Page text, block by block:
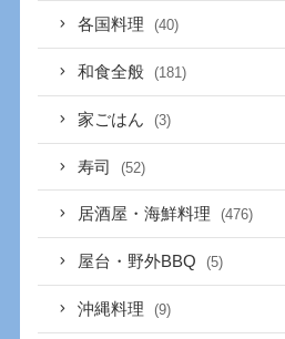
各国料理 (40)
和食全般 (181)
家ごはん (3)
寿司 (52)
居酒屋・海鮮料理 (476)
屋台・野外BBQ (5)
沖縄料理 (9)